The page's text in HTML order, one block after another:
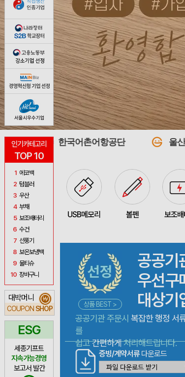
인기카테고리
TOP 10
1 에코백
2 텀블러
3 우산
4 부채
5 보조배터리
6 수건
7 선풍기
8 보온보냉백
9 물티슈
10 장바구니
대박머니
COUPON SHOP
₩
ESG
세종기프트
지속가능경영
보고서 발간
국어촌어항공단 울산동구어린이사
USB메모리 볼펜 보조배
상품 BEST >
공공기
우선구
대상기
공공기관 주문시 복잡한 행정 서
를
쉽고간편하게처리해드립니다.
증빙/계약서류다운로드